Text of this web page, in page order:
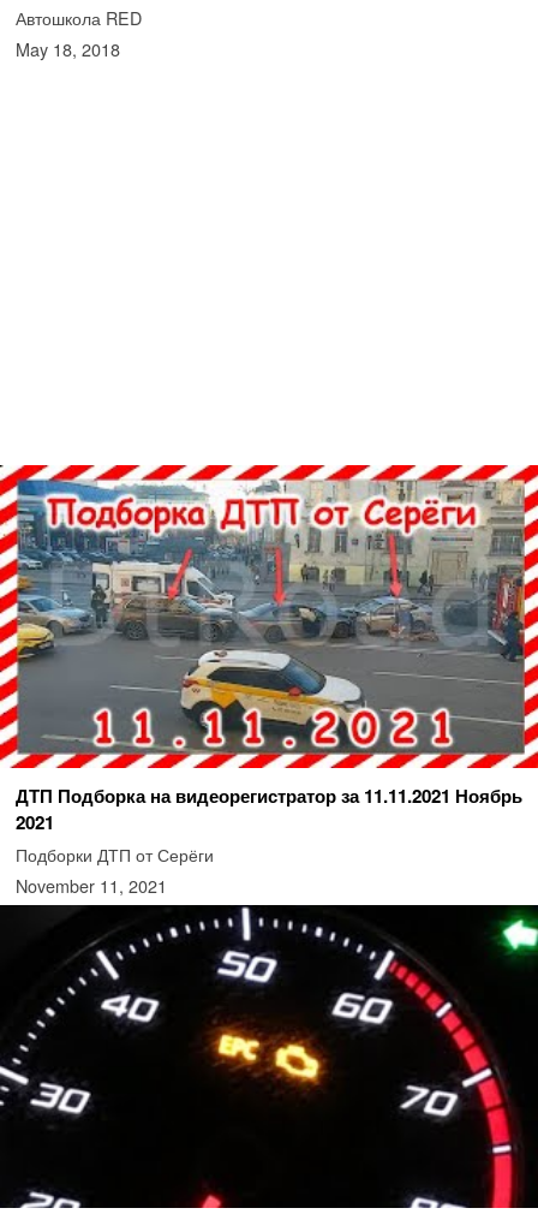
Автошкола RED
May 18, 2018
ДТП Подборка на видеорегистратор за 11.11.2021 Ноябрь
2021
Подборки ДТП от Серёги
November 11, 2021